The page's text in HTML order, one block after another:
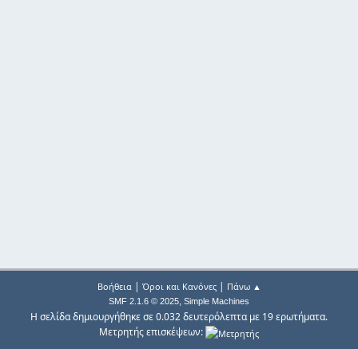
Βοήθεια| Όροι και Κανόνες| Πάνω ▲
SMF 2.1.6 © 2025, Simple Machines
Η σελίδα δημιουργήθηκε σε 0.032 δευτερόλεπτα με 19 ερωτήματα.
Μετρητής επισκέψεων: